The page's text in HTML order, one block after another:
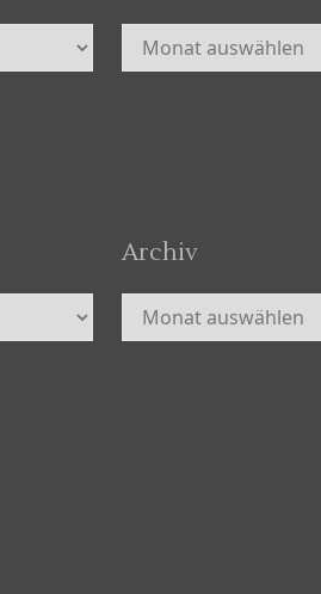
Archiv
Archiv
Archiv